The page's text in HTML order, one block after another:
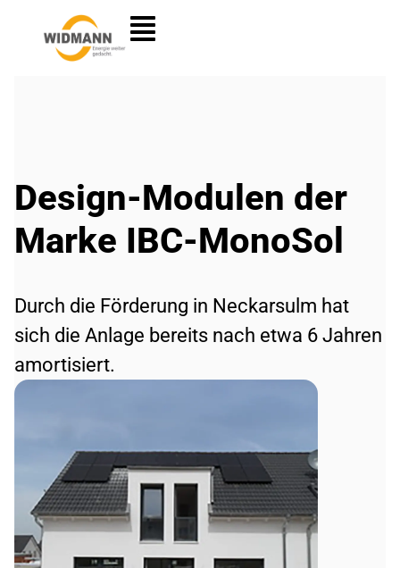
Design-Modulen der
Marke IBC-MonoSol
Durch die Förderung in Neckarsulm hat
sich die Anlage bereits nach etwa 6 Jahren
amortisiert.